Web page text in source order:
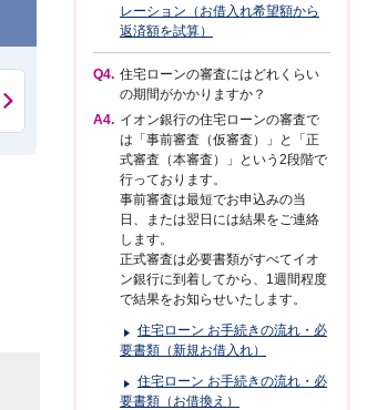
レーション（お借入れ希望額から
返済額を試算）
Q4. 住宅ローンの審査にはどれくらい
の期間がかかりますか？
A4. イオン銀行の住宅ローンの審査で
は「事前審査（仮審査）」と「正
式審査（本審査）」という2段階で
行っております。
事前審査は最短でお申込みの当
日、または翌日には結果をご連絡
します。
正式審査は必要書類がすべてイオ
ン銀行に到着してから、1週間程度
で結果をお知らせいたします。
住宅ローン お手続きの流れ・必
要書類（新規お借入れ）
住宅ローン お手続きの流れ・必
要書類（お借換え）